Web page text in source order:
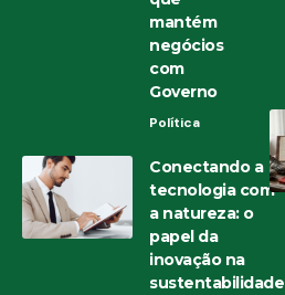
mantém
negócios
com
Governo
Política
Conectando a
tecnologia com
a natureza: o
papel da
inovação na
sustentabilidade